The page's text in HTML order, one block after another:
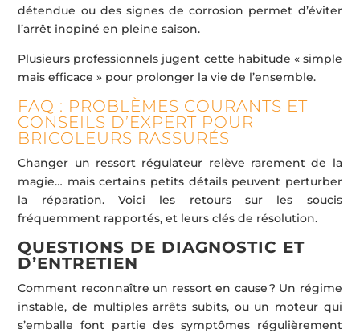
détendue ou des signes de corrosion permet d’éviter
l’arrêt inopiné en pleine saison.
Plusieurs professionnels jugent cette habitude « simple
mais efficace » pour prolonger la vie de l’ensemble.
FAQ : PROBLÈMES COURANTS ET
CONSEILS D’EXPERT POUR
BRICOLEURS RASSURÉS
Changer un ressort régulateur relève rarement de la
magie… mais certains petits détails peuvent perturber
la réparation. Voici les retours sur les soucis
fréquemment rapportés, et leurs clés de résolution.
QUESTIONS DE DIAGNOSTIC ET
D’ENTRETIEN
Comment reconnaître un ressort en cause ? Un régime
instable, de multiples arrêts subits, ou un moteur qui
s’emballe font partie des symptômes régulièrement